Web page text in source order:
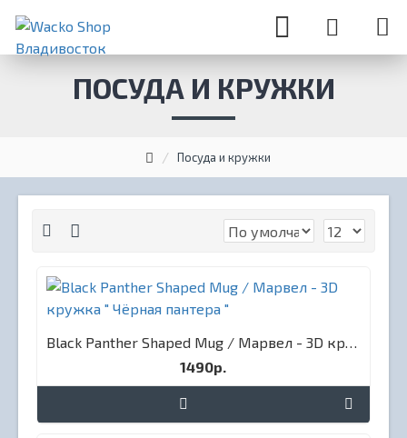
Посуда и кружки
ПОСУДА И КРУЖКИ
Black Panther Shaped Mug / Марвел - 3D кружка " Чёрная пантера "
1490р.